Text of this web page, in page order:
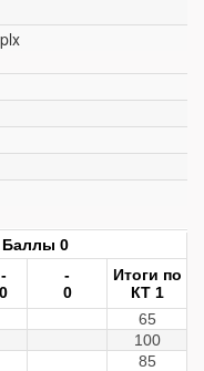
Баллы 0
-
0
-
0
Итоги по
КТ 1
65
100
85